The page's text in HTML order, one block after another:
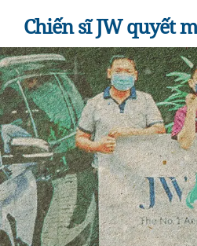
Chiến sĩ JW quyết